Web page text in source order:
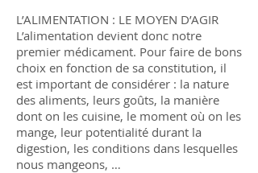
L’ALIMENTATION : LE MOYEN D’AGIR
L’alimentation devient donc notre
premier médicament. Pour faire de bons
choix en fonction de sa constitution, il
est important de considérer : la nature
des aliments, leurs goûts, la manière
dont on les cuisine, le moment où on les
mange, leur potentialité durant la
digestion, les conditions dans lesquelles
nous mangeons, …